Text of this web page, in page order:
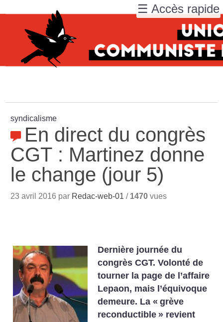
syndicalisme
En direct du congrès
CGT : Martinez donne
le change (jour 5)
23 avril 2016 par Redac-web-01 / 1470 vues
Dernière journée du
congrès CGT. Volonté de
tourner la page de l’affaire
Lepaon, mais l’équivoque
demeure. La « grève
reconductible » revient
☰ Accès rapide